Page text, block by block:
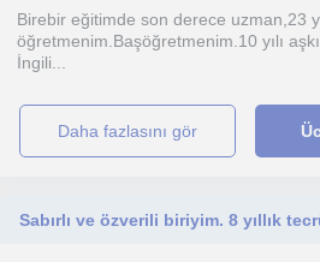
Birebir eğitimde son derece uzman,23
öğretmenim.Başöğretmenim.10 yılı
İngili...
daha fazlasını gör